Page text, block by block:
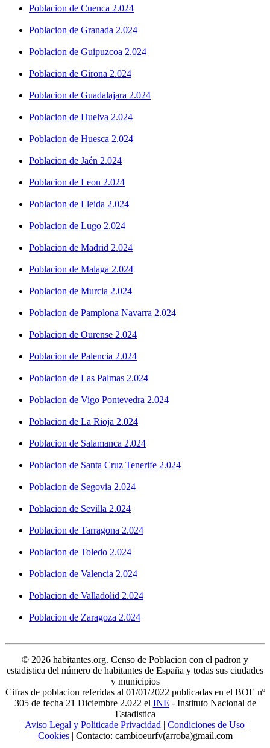
Poblacion de Cuenca 2.024
Poblacion de Granada 2.024
Poblacion de Guipuzcoa 2.024
Poblacion de Girona 2.024
Poblacion de Guadalajara 2.024
Poblacion de Huelva 2.024
Poblacion de Huesca 2.024
Poblacion de Jaén 2.024
Poblacion de Leon 2.024
Poblacion de Lleida 2.024
Poblacion de Lugo 2.024
Poblacion de Madrid 2.024
Poblacion de Malaga 2.024
Poblacion de Murcia 2.024
Poblacion de Pamplona Navarra 2.024
Poblacion de Ourense 2.024
Poblacion de Palencia 2.024
Poblacion de Las Palmas 2.024
Poblacion de Vigo Pontevedra 2.024
Poblacion de La Rioja 2.024
Poblacion de Salamanca 2.024
Poblacion de Santa Cruz Tenerife 2.024
Poblacion de Segovia 2.024
Poblacion de Sevilla 2.024
Poblacion de Tarragona 2.024
Poblacion de Toledo 2.024
Poblacion de Valencia 2.024
Poblacion de Valladolid 2.024
Poblacion de Zaragoza 2.024
© 2026 habitantes.org. Censo de Poblacion con el padron y
estadistica del número de habitantes de España y todas sus ciudades
y municipios
Cifras de poblacion referidas al 01/01/2022 publicadas en el BOE nº
305 de fecha 21 Diciembre 2.022 el INE - Instituto Nacional de
Estadistica
| Aviso Legal y Politicade Privacidad | Condiciones de Uso |
Cookies | Contacto: cambioeurfv(arroba)gmail.com